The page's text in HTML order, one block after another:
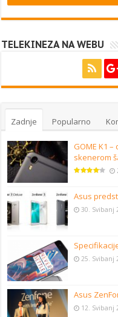
TELEKINEZA NA WEBU
Zadnje Popularno
GOME K1
skenerom
Asus
30. Svibanj
25. Svibanj
Asus
12. Svibanj